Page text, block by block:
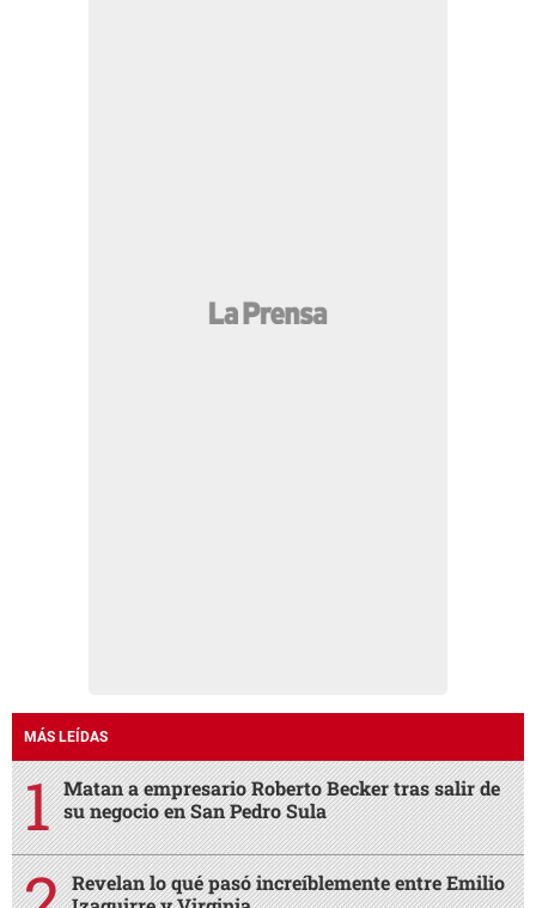
MÁS LEÍDAS
Matan a empresario Roberto Becker tras salir de
su negocio en San Pedro Sula
Revelan lo qué pasó increíblemente entre Emilio